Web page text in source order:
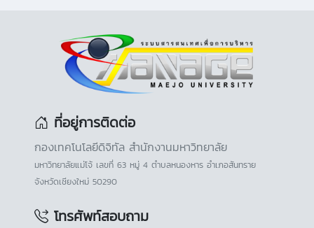
ที่อยู่การติดต่อ
กองเทคโนโลยีดิจิทัล สำนักงานมหาวิทยาลัย
มหาวิทยาลัยแม่โจ้ เลขที่ 63 หมู่ 4 ตำบลหนองหาร อำเภอสันทราย
จังหวัดเชียงใหม่ 50290
โทรศัพท์สอบถาม